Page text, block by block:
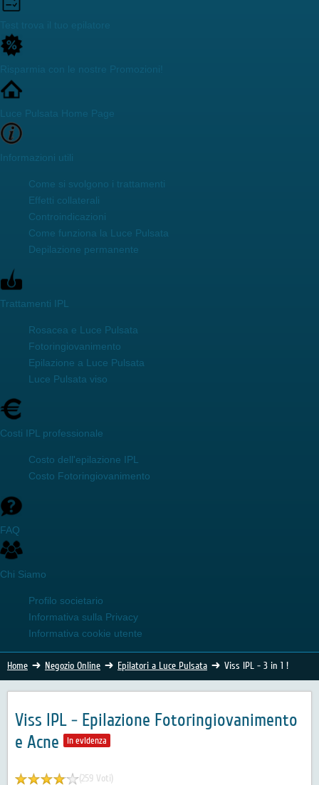
Risparmia con le nostre Promozioni!
Luce Pulsata Home Page
Informazioni utili
Come si svolgono i trattamenti
Effetti collaterali
Controindicazioni
Come funziona la Luce Pulsata
Depilazione permanente
Trattamenti IPL
Rosacea e Luce Pulsata
Fotoringiovanimento
Epilazione a Luce Pulsata
Luce Pulsata viso
Costi IPL professionale
Costo dell'epilazione IPL
Costo Fotoringiovanimento
FAQ
Chi Siamo
Profilo societario
Informativa sulla Privacy
Informativa cookie utente
Home Negozio Online Epilatori a Luce Pulsata Viss IPL - 3 in 1 !
Viss IPL - Epilazione Fotoringiovanimento
e Acne
In evidenza
(259 Voti)